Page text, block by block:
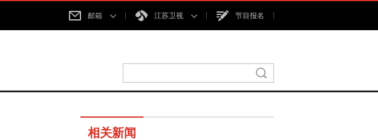
邮箱 江苏卫视 节目报名
相关新闻